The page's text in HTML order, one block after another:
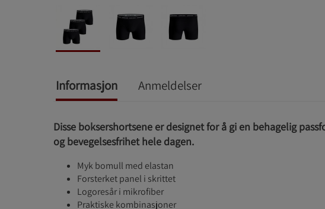
Informasjon Anmeldelser
Disse boksershortsene er designet for å gi en behagelig
og bevegelsesfrihet hele dagen.
Myk bomull med elastan
Forsterket panel i skrittet
Logoresår i mikrofiber
Praktiske kombinasjoner